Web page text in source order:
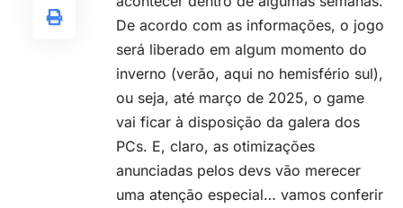
De acordo com as informações, o jogo
será liberado em algum momento do
inverno (verão, aqui no hemisfério sul),
ou seja, até março de 2025, o game
vai ficar à disposição da galera dos
PCs. E, claro, as otimizações
anunciadas pelos devs vão merecer
uma atenção especial… vamos conferir